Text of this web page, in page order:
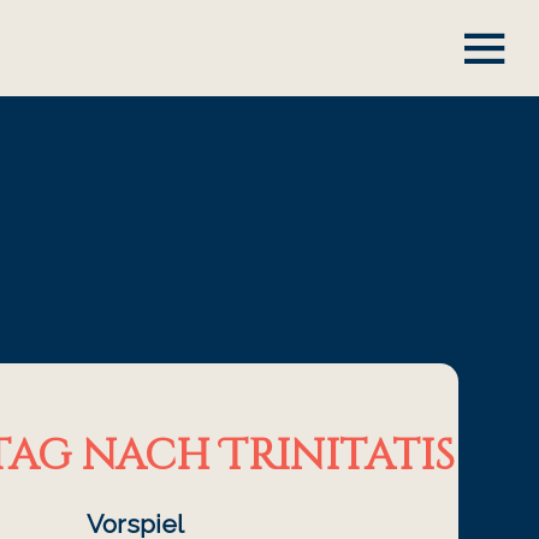
nach Trinitatis
Vorspiel